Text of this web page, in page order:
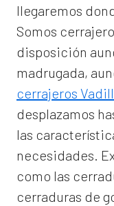
llegaremos
Somos
disposición
madrugada,
cerrajeros
desplazamos
las
necesidades.
como las
cerraduras de